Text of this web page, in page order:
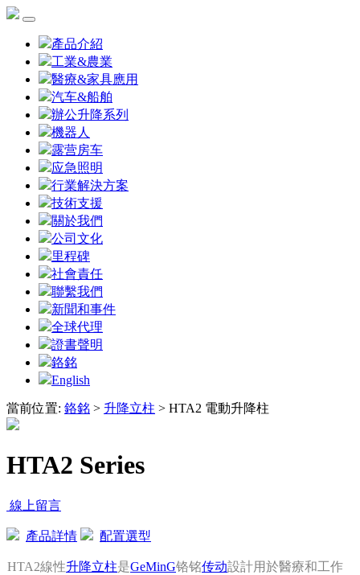
產品介紹
工業&農業
醫療&家具應用
汽车&船舶
辦公升降系列
機器人
露营房车
应急照明
行業解決方案
技術支援
關於我們
公司文化
里程碑
社會責任
聯繫我們
新聞和事件
全球代理
證書聲明
鉻銘
English
當前位置: 鉻銘 > 升降立柱 > HTA2 電動升降柱
HTA2 Series
線上留言‍
產品詳情 配置選型
HTA2線性升降立柱是GeMinG铬铭传动設計用於醫療和工作